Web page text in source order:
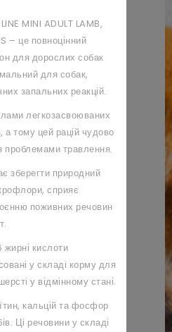
MINI ADULT LAMB,
– це повноцінний
для дорослих собак
для собак,
запальних реакцій.
легкозасвоюваних
а тому цей рацій чудово
проблемами травлення.
зберегти природний
сприяє
поживних речовин
кислоти
у складі корму для
у відмінному стані.
кальцій та фосфор
Ці речовини у складі